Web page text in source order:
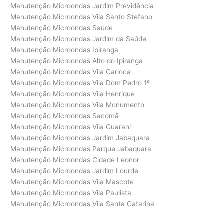
Manutenção Microondas Jardim Previdência
Manutenção Microondas Vila Santo Stefano
Manutenção Microondas Saúde
Manutenção Microondas Jardim da Saúde
Manutenção Microondas Ipiranga
Manutenção Microondas Alto do Ipiranga
Manutenção Microondas Vila Carioca
Manutenção Microondas Vila Dom Pedro 1º
Manutenção Microondas Vila Henrique
Manutenção Microondas Vila Monumento
Manutenção Microondas Sacomã
Manutenção Microondas Vila Guarani
Manutenção Microondas Jardim Jabaquara
Manutenção Microondas Parque Jabaquara
Manutenção Microondas Cidade Leonor
Manutenção Microondas Jardim Lourde
Manutenção Microondas Vila Mascote
Manutenção Microondas Vila Paulista
Manutenção Microondas Vila Santa Catarina